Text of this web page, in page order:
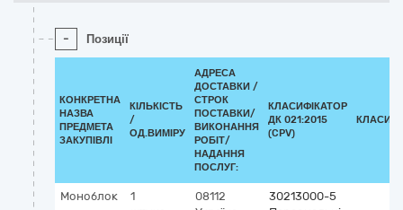
- Позиції
КОНКРЕТНА
НАЗВА
ПРЕДМЕТА
ЗАКУПІВЛІ
КІЛЬКІСТЬ
/
ОД.ВИМІРУ
АДРЕСА
ДОСТАВКИ /
СТРОК
ПОСТАВКИ/
ВИКОНАННЯ
РОБІТ/
НАДАННЯ
ПОСЛУГ:
КЛАСИФІКАТОР
ДК 021:2015
(CPV)
Моноблок
1
08112
30213000-5